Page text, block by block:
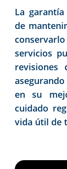
La
de
servicios
en su
cuidado
vida útil de